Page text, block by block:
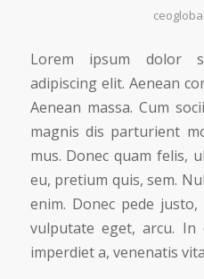
Lorem ipsum dolor
adipiscing elit. Aenean
Aenean massa. Cum
magnis dis parturient
mus. Donec quam felis,
eu, pretium quis, sem.
enim. Donec pede
vulputate eget, arcu.
imperdiet a, venenatis